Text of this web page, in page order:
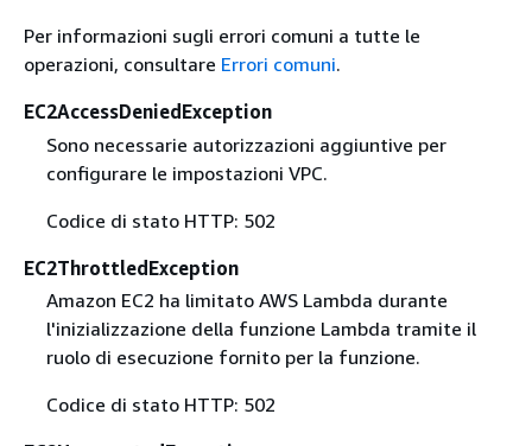
Per informazioni sugli errori comuni a tutte le
operazioni, consultare Errori comuni.
EC2AccessDeniedException
Sono necessarie autorizzazioni aggiuntive per
configurare le impostazioni VPC.
Codice di stato HTTP: 502
EC2ThrottledException
Amazon EC2 ha limitato AWS Lambda durante
l'inizializzazione della funzione Lambda tramite il
ruolo di esecuzione fornito per la funzione.
Codice di stato HTTP: 502